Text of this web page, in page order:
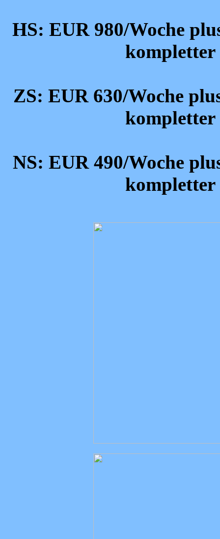
HS: EUR 980/Woche
ZS: EUR 630/Woche
NS: EUR 490/Woche